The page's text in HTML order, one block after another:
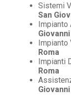
Sistemi
San
Impianto
Impianto
Roma
Impianti
Roma